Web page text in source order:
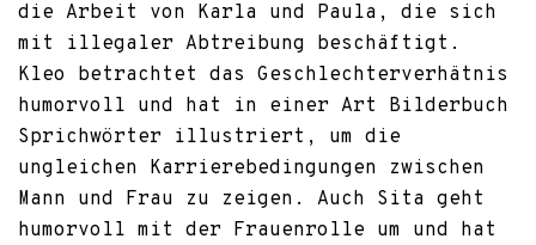
die Arbeit von Karla und Paula, die sich
mit illegaler Abtreibung beschäftigt.
Kleo betrachtet das Geschlechterverhätnis
humorvoll und hat in einer Art Bilderbuch
Sprichwörter illustriert, um die
ungleichen Karrierebedingungen zwischen
Mann und Frau zu zeigen. Auch Sita geht
humorvoll mit der Frauenrolle um und hat